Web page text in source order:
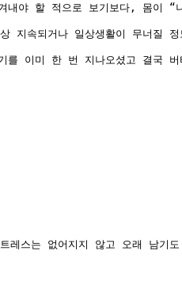
내야 할 적으로 보기보다, 몸이 “
지속되거나 일상생활이 무너질
를 이미 한 번 지나오셨고 결국
레스는 없어지지 않고 오래 남